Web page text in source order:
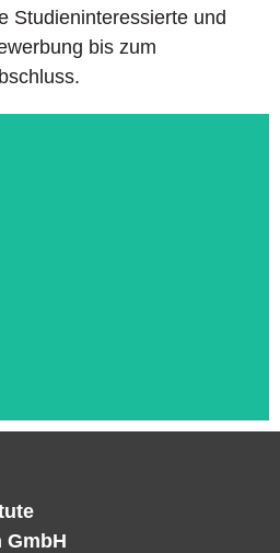
Studieninteressierte und
bis zum
Überschrift
GmbH